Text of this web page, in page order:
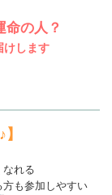
命の人？
けします
れる
も参加しやすい